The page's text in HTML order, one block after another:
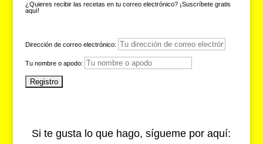
¿Quieres recibir las recetas en tu correo electrónico? ¡Suscríbete gratis
aquí!
Dirección de correo electrónico:
Tu nombre o apodo:
Si te gusta lo que hago, sígueme por aquí: